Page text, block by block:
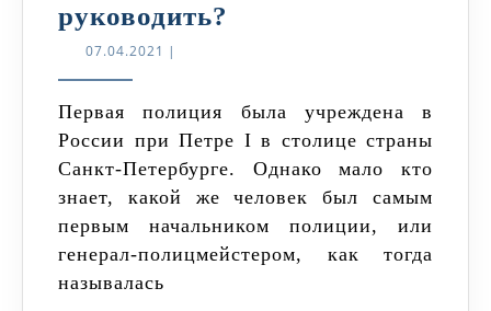
руководить?
появилась
первая
полиция
и
что
07.04.2021 07.04.2021
|
Первая полиция была учреждена в
России при Петре I в столице страны
Санкт-Петербурге. Однако мало кто
знает, какой же человек был самым
первым начальником полиции, или
генерал-полицмейстером, как тогда
называлась